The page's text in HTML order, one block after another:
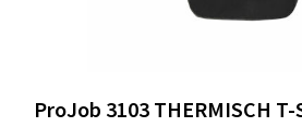
ProJob 3103 THERMISCH T-